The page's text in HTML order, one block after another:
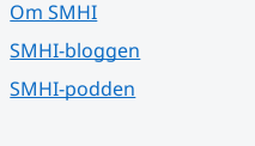
Om SMHI
SMHI-bloggen
SMHI-podden